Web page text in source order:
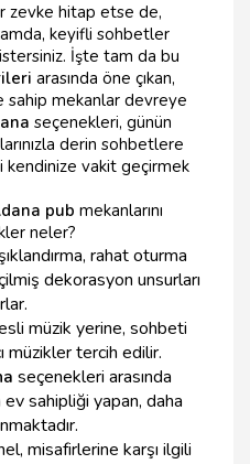
zevke hitap etse de,
keyifli sohbetler
İşte tam da bu
arasında öne çıkan,
sahip mekanlar devreye
seçenekleri, günün
derin sohbetlere
vakit geçirmek
pub mekanlarını
neler?
rahat oturma
dekorasyon unsurları
müzik yerine, sohbeti
müzikler tercih edilir.
seçenekleri arasında
sahipliği yapan, daha
misafirlerine karşı ilgili